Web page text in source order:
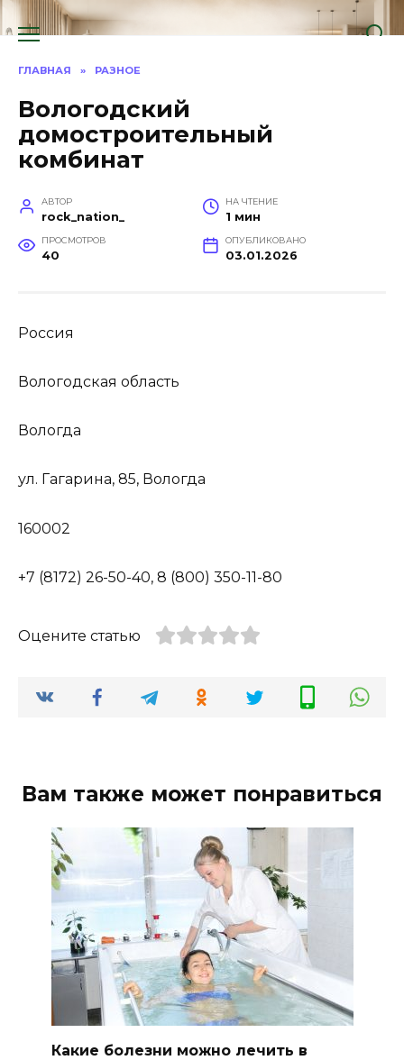
Перейти
к
ГЛАВНАЯ » РАЗНОЕ
Вологодский
домостроительный
комбинат
АВТОР
rock_nation_
НА ЧТЕНИЕ
1 мин
ПРОСМОТРОВ
40
ОПУБЛИКОВАНО
03.01.2026
Россия
Вологодская область
Вологда
ул. Гагарина, 85, Вологда
160002
+7 (8172) 26-50-40, 8 (800) 350-11-80
Оцените статью
Вам также может понравиться
Какие болезни можно лечить в